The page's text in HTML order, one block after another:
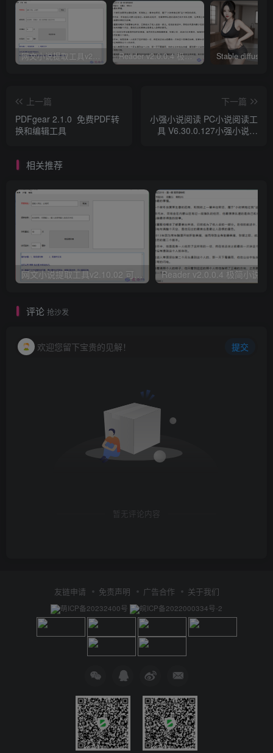
网文小说提取工具v2.10.02 可以自动下载小说 从此不再花钱看小说 Reader v2.0.0.4 极简小说阅读器支持导入在线及离线书源
上一篇
PDFgear 2.1.0 免费PDF转
换和编辑工具
下一篇
小强小说阅读 PC小说阅读工
具 V6.30.0.127小强小说阅
相关推荐
评论 抢沙发
欢迎您留下宝贵的见解！ 提交
暂无评论内容
友链申请 免责声明 广告合作 关于我们
萌ICP备20232400号 皖ICP备2022000334号-2